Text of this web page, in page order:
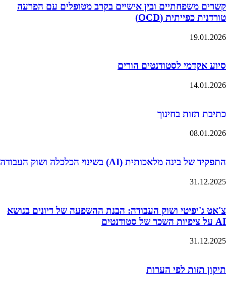
קשרים משפחתיים ובין אישיים בקרב מטופלים עם הפרעה
טורדנית כפייתית (OCD)
19.01.2026
סיוע אקדמי לסטודנטים הורים
14.01.2026
כתיבת תזות בחינוך
08.01.2026
התפקיד של בינה מלאכותית (AI) בשינוי הכלכלה ושוק העבודה
31.12.2025
צ'אט ג'יפיטי ושוק העבודה: הבנת ההשפעה של דיונים בנושא
AI על ציפיות השכר של סטודנטים
31.12.2025
תיקון תזות לפי הערות